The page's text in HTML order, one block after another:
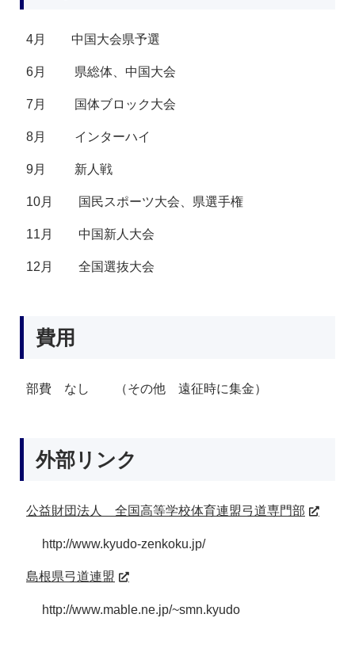
4月 中国大会県予選
6月 県総体、中国大会
7月 国体ブロック大会
8月 インターハイ
9月 新人戦
10月 国民スポーツ大会、県選手権
11月 中国新人大会
12月 全国選抜大会
費用
部費 なし （その他 遠征時に集金）
外部リンク
公益財団法人 全国高等学校体育連盟弓道専門部
http://www.kyudo-zenkoku.jp/
島根県弓道連盟
http://www.mable.ne.jp/~smn.kyudo